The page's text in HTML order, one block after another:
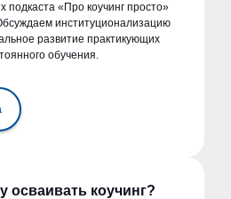
подкаста «Про коучинг просто»
институционализацию
развитие практикующих
обучения.
осваивать коучинг?